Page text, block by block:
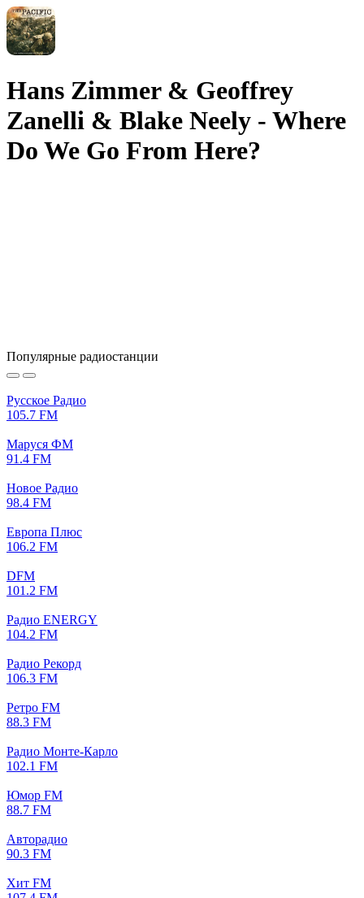
Hans Zimmer & Geoffrey
Zanelli & Blake Neely - Where
Do We Go From Here?
Популярные радиостанции
Русское Радио
105.7 FM
Маруся ФМ
91.4 FM
Новое Радио
98.4 FM
Европа Плюс
106.2 FM
DFM
101.2 FM
Радио ENERGY
104.2 FM
Радио Рекорд
106.3 FM
Ретро FM
88.3 FM
Радио Монте-Карло
102.1 FM
Юмор FM
88.7 FM
Авторадио
90.3 FM
Хит FM